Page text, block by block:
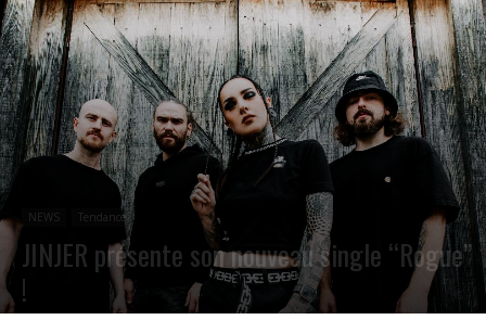
NEWS Tendance
JINJER présente son nouveau single “Rogue”
!